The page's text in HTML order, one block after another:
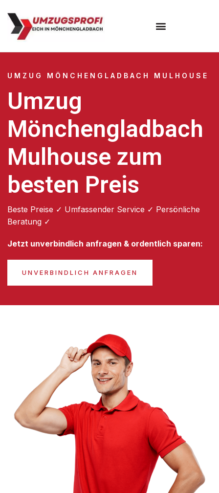
UMZUG MÖNCHENGLADBACH MULHOUSE
Umzug
Mönchengladbach
Mulhouse zum
besten Preis
Beste Preise ✓ Umfassender Service ✓ Persönliche
Beratung ✓
Jetzt unverbindlich anfragen & ordentlich sparen:
UNVERBINDLICH ANFRAGEN